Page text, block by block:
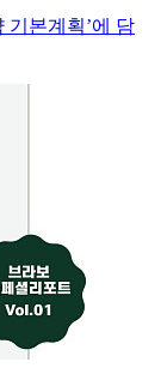
기본계획’에 담